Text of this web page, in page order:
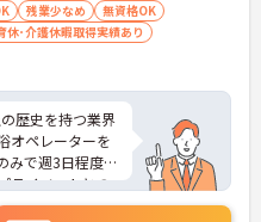
残業少なめ
無資格OK
休･介護休暇取得実績あり
歴史を持つ業界
オペレーターを
みで週3日程度か
ライベートとの
設の利用枠や母